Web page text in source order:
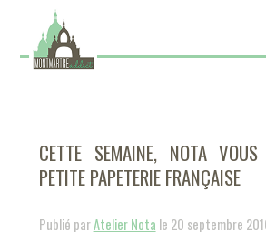
CETTE SEMAINE, NOTA
PETITE PAPETERIE FRANÇAISE
Publié parAtelier Nota le 20 septembre